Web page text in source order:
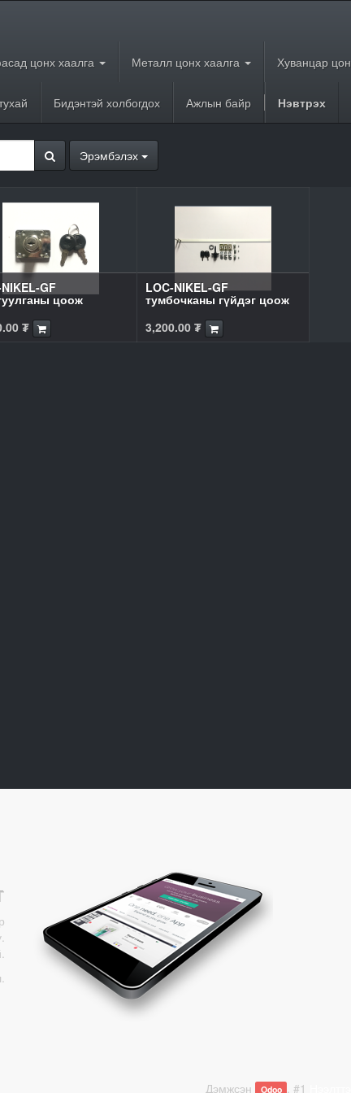
цонх хаалга Металл цонх хаалга Хуванцар
Бидэнтэй холбогдох Ажлын байр Нэвтрэх
Эрэмбэлэх
GF
цоож
₮
LOC-NIKEL-GF
тумбочканы гүйдэг цоож
3,200.00₮
Дэмжсэн Odoo , #1